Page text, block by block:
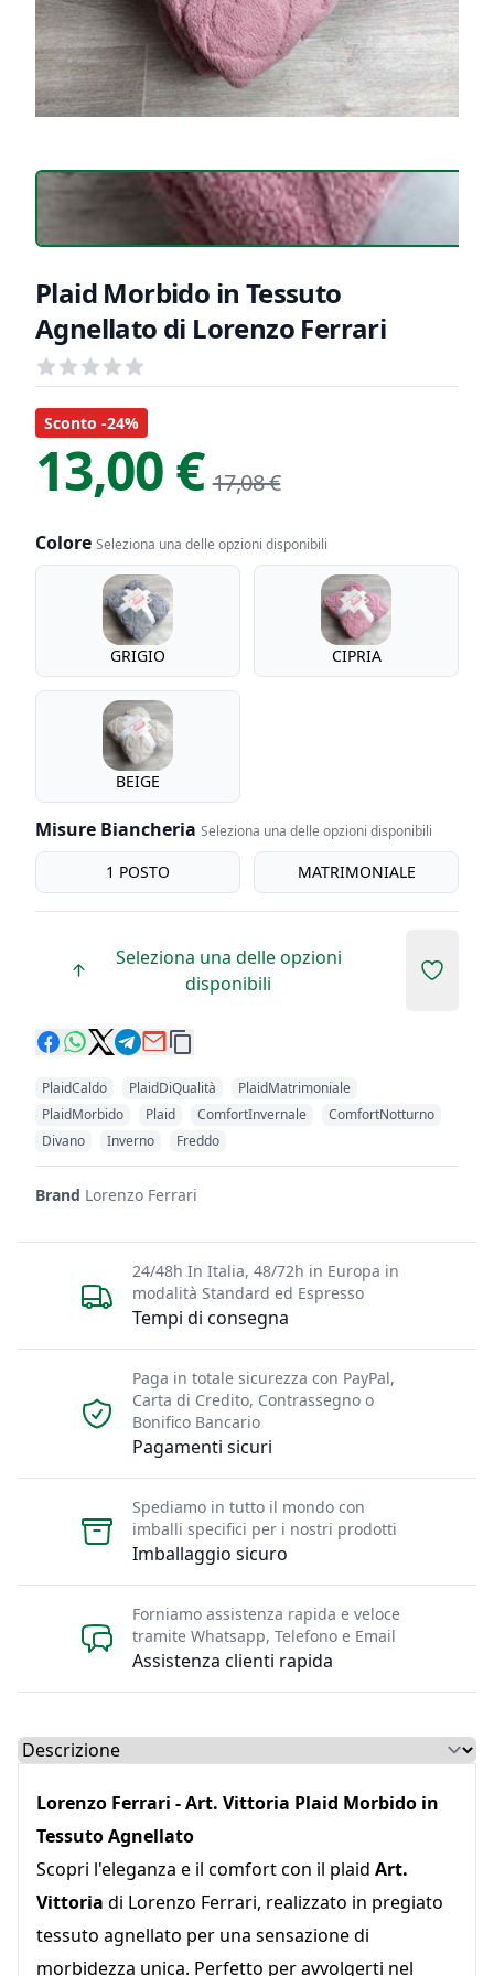
Plaid Morbido in Tessuto
Agnellato di Lorenzo Ferrari
Recensioni
out of 5 stars
Informazioni Prodotto
Descrizione riassuntiva
Sconto -24%
13,00 € 17,08 €
Colore Seleziona una delle opzioni disponibili
Colore
GRIGIO CIPRIA
BEIGE
Misure Biancheria Seleziona una delle opzioni disponibili
misure biancheria
1 POSTO MATRIMONIALE
Seleziona una delle opzioni
disponibili
Add to
PlaidCaldo PlaidDiQualità
PlaidMatrimoniale
PlaidMorbido
Plaid ComfortInvernale
ComfortNotturno
Divano
Inverno Freddo
Brand Lorenzo Ferrari
Tempi di consegna
24/48h In Italia, 48/72h in Europa in
modalità Standard ed Espresso
Pagamenti sicuri
Paga in totale sicurezza con PayPal,
Carta di Credito, Contrassegno o
Bonifico Bancario
Imballaggio sicuro
Spediamo in tutto il mondo con
imballi specifici per i nostri prodotti
Assistenza clienti rapida
Forniamo assistenza rapida e veloce
tramite Whatsapp, Telefono e Email
Select a tab
Lorenzo Ferrari - Art. Vittoria Plaid Morbido in
Tessuto Agnellato
Scopri l'eleganza e il comfort con il plaid Art.
Vittoria di Lorenzo Ferrari, realizzato in pregiato
tessuto agnellato per una sensazione di
morbidezza unica. Perfetto per avvolgerti nel